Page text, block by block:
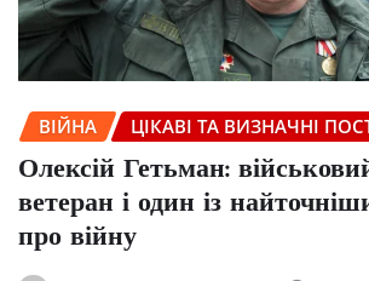
ВІЙНА ЦІКАВІ ТА ВИЗНАЧНІ
Олексій Гетьман:
ветеран і один із
про війну